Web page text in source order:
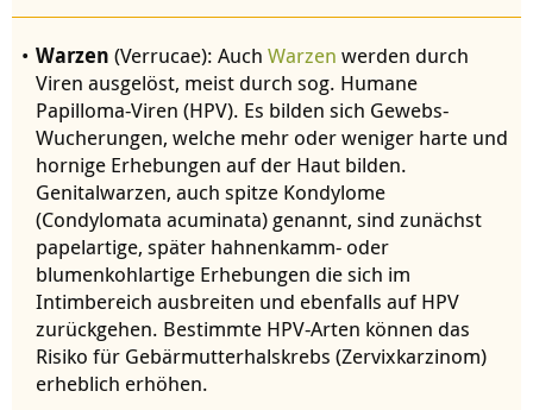
Warzen (Verrucae): Auch Warzen werden durch
Viren ausgelöst, meist durch sog. Humane
Papilloma-Viren (HPV). Es bilden sich Gewebs-
Wucherungen, welche mehr oder weniger harte und
hornige Erhebungen auf der Haut bilden.
Genitalwarzen, auch spitze Kondylome
(Condylomata acuminata) genannt, sind zunächst
papelartige, später hahnenkamm- oder
blumenkohlartige Erhebungen die sich im
Intimbereich ausbreiten und ebenfalls auf HPV
zurückgehen. Bestimmte HPV-Arten können das
Risiko für Gebärmutterhalskrebs (Zervixkarzinom)
erheblich erhöhen.